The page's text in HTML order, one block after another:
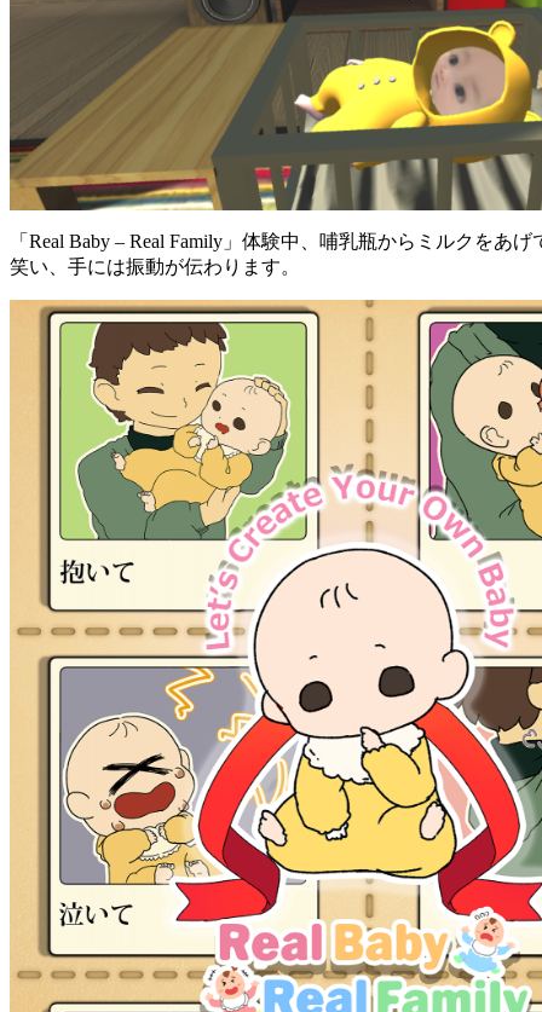
「Real Baby – Real Family」体験中、哺乳瓶からミルクをあ
笑い、手には振動が伝わります。